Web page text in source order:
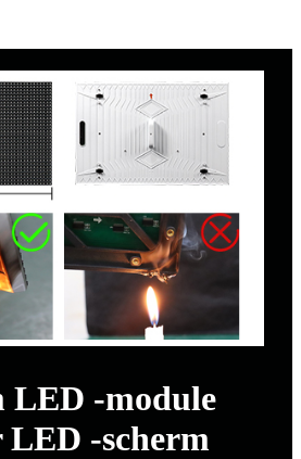
-module
-scherm